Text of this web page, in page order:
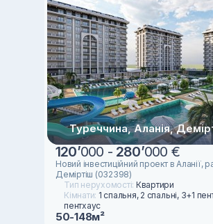
Туреччина, Аланія,
120’000 - 280’000 €
Новий інвестиційний проект в Аланії,
Деміртіш (032398)
Тип нерухомості: Квартири
Кімнати: 1 спальня, 2 спальні, 3+1
пентхаус
50-148м²